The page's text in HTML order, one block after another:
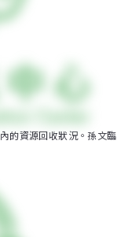
的資源回收狀況。孫文臨